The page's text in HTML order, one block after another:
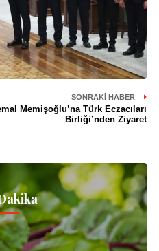
SONRAKI HABER
Memişoğlu’na Türk Eczacıları
Birliği’nden Ziyaret